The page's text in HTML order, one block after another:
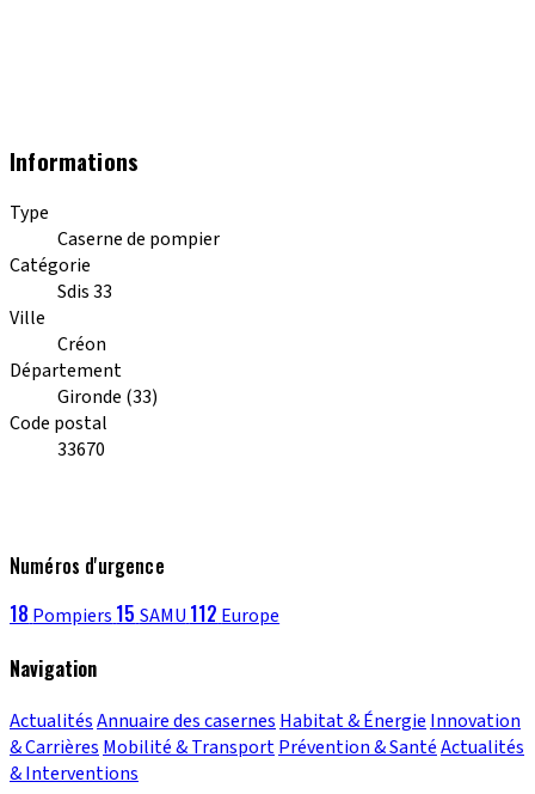
Informations
Type
Caserne de pompier
Catégorie
Sdis 33
Ville
Créon
Département
Gironde (33)
Code postal
33670
Numéros d'urgence
18 Pompiers 15 SAMU 112 Europe
Navigation
ActualitésAnnuaire des casernes Habitat & Énergie Innovation
& Carrières Mobilité & TransportPrévention & SantéActualités
& Interventions